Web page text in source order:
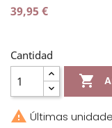
39,95 €
Cantidad

 Últimas